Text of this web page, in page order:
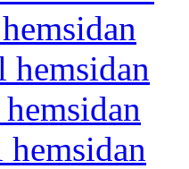
hemsidan